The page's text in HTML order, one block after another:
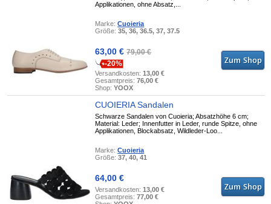
Applikationen, ohne Absatz,...
Marke:Cuoieria
Größe:35, 36, 36.5, 37, 37.5
63,00 €79,00 €
-20%
Versandkosten:13,00 €
Gesamtpreis:76,00 €
Shop:YOOX
CUOIERIA Sandalen
Schwarze Sandalen von Cuoieria; Absatzhöhe 6 cm;
Material: Leder; Innenfutter in Leder, runde Spitze, ohne
Applikationen, Blockabsatz, Wildleder-Loo...
Marke:Cuoieria
Größe:37, 40, 41
64,00 €
Versandkosten:13,00 €
Gesamtpreis:77,00 €